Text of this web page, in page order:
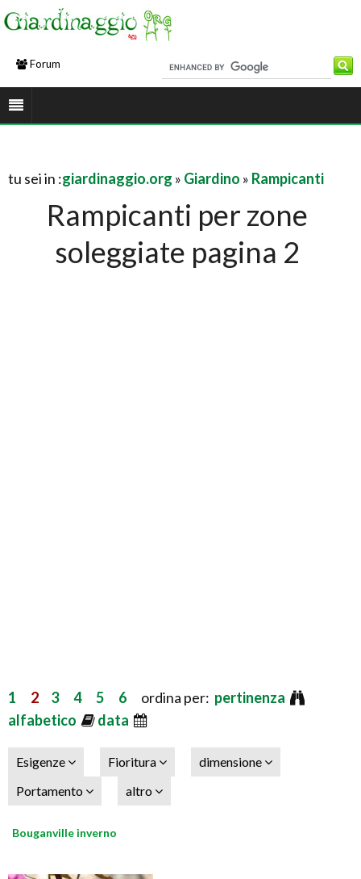
Forum
tu sei in :giardinaggio.org » Giardino » Rampicanti
Rampicanti per zone
soleggiate pagina 2
1 2 3 4 5 6 ordina per: pertinenza
alfabetico
data
Esigenze Fioritura
dimensione
Portamento
altro
Bouganville inverno